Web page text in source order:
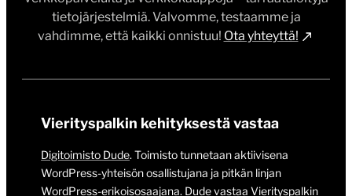
tietojärjestelmiä. Valvomme, testaamme ja
vahdimme, että kaikki onnistuu! Ota yhteyttä!
Vierityspalkin kehityksestä vastaa
Digitoimisto Dude. Toimisto tunnetaan aktiivisena
WordPress-yhteisön osallistujana ja pitkän linjan WordPress-
erikoisosaajana. Dude vastaa Vierityspalkin teknisestä